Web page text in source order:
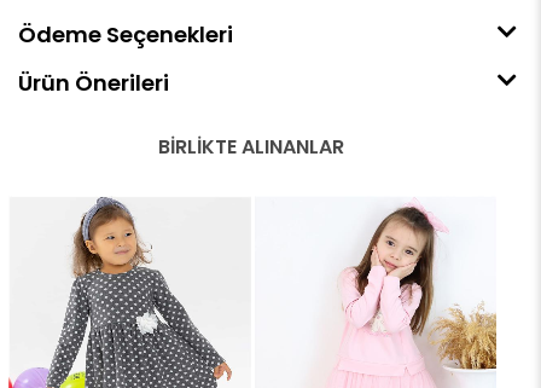
Ödeme Seçenekleri
Ürün Önerileri